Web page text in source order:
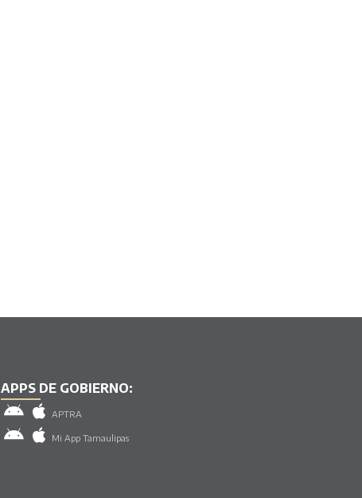
APPS DE GOBIERNO:
APTRA
Mi App Tamaulipas